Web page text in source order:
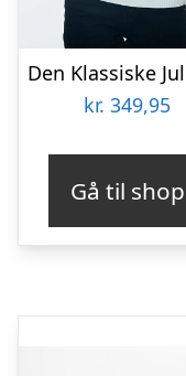
kr. 349,95
Gå til shop